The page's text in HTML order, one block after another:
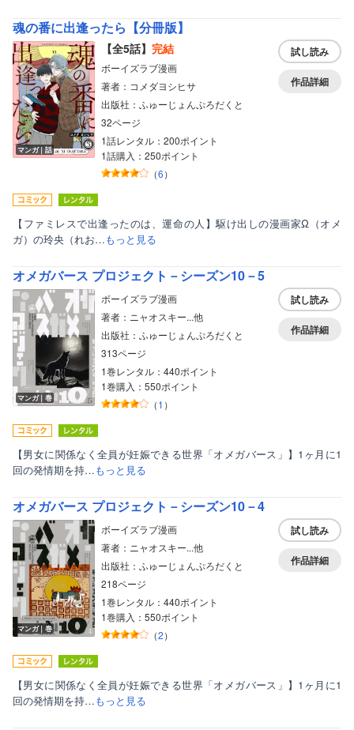
魂の番に出逢ったら【分冊版】
マンガ｜話
【全5話】 完結
ボーイズラブ漫画
著者：コメダヨシヒサ
出版社：ふゅーじょんぷろだくと
32ページ
1話レンタル：200ポイント
1話購入：250ポイント
（6）
試し読み
作品詳細
【ファミレスで出逢ったのは、運命の人】駆け出しの漫画家Ω（オメ
ガ）の玲央（れお…もっと見る
オメガバース プロジェクト－シーズン10－5
マンガ｜巻
ボーイズラブ漫画
著者：ニャオスキー...他
出版社：ふゅーじょんぷろだくと
313ページ
1巻レンタル：440ポイント
1巻購入：550ポイント
（1 ）
試し読み
作品詳細
【男女に関係なく全員が妊娠できる世界「オメガバース」】1ヶ月に1
回の発情期を持…もっと見る
オメガバース プロジェクト－シーズン10－4
マンガ｜巻
ボーイズラブ漫画
著者：ニャオスキー...他
出版社：ふゅーじょんぷろだくと
218ページ
1巻レンタル：440ポイント
1巻購入：550ポイント
（2）
試し読み
作品詳細
【男女に関係なく全員が妊娠できる世界「オメガバース」】1ヶ月に1
回の発情期を持…もっと見る